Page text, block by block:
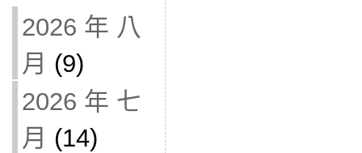
2026 年 八
月 (9)
2026 年 七
月 (14)